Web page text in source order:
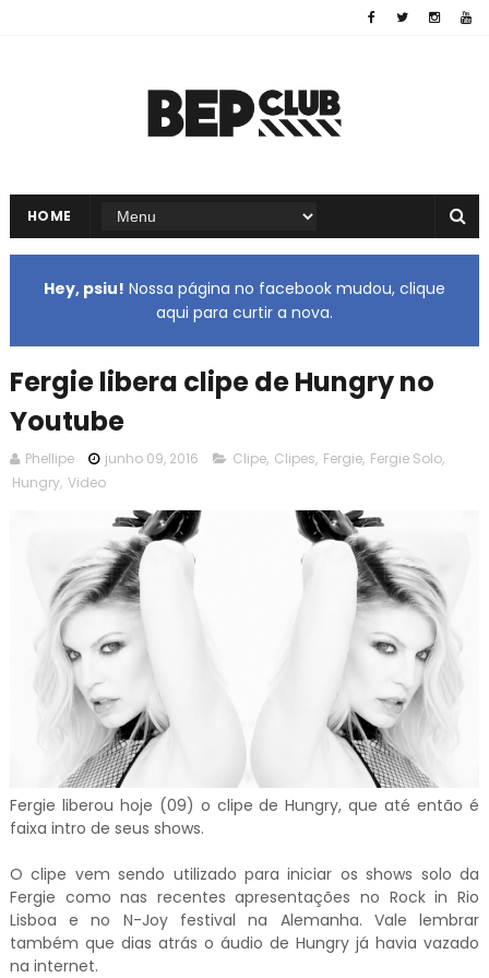
HOME
Hey, psiu! Nossa página no facebook mudou, clique
aqui para curtir a nova.
Fergie libera clipe de Hungry no
Youtube
Phellipe junho 09, 2016 Clipe, Clipes, Fergie, Fergie Solo,
Hungry, Video
Fergie liberou hoje (09) o clipe de Hungry, que até então é
faixa intro de seus shows.
O clipe vem sendo utilizado para iniciar os shows solo da
Fergie como nas recentes apresentações no Rock in Rio
Lisboa e no N-Joy festival na Alemanha. Vale lembrar
também que dias atrás o áudio de Hungry já havia vazado
na internet.